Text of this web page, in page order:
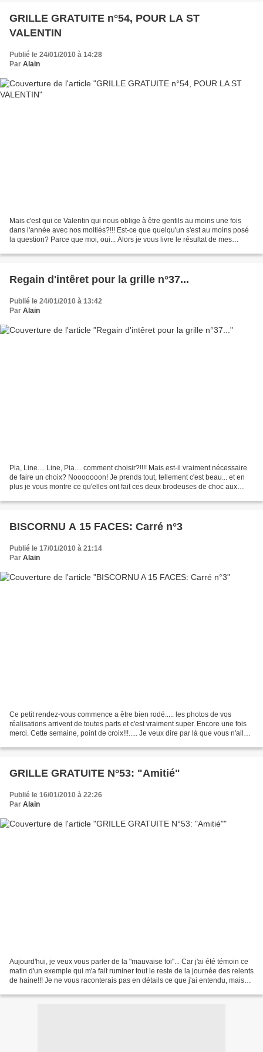
GRILLE GRATUITE n°54, POUR LA ST
VALENTIN
Publié le 24/01/2010 à 14:28
Par Alain
Mais c'est qui ce Valentin qui nous oblige à être gentils au moins une fois
dans l'année avec nos moitiés?!!! Est-ce que quelqu'un s'est au moins posé
la question? Parce que moi, oui... Alors je vous livre le résultat de mes
Regain d'intêret pour la grille n°37...
Publié le 24/01/2010 à 13:42
Par Alain
Pia, Line.... Line, Pia.... comment choisir?!!!! Mais est-il vraiment nécessaire
de faire un choix? Nooooooon! Je prends tout, tellement c'est beau... et en
plus je vous montre ce qu'elles ont fait ces deux brodeuses de choc aux
BISCORNU A 15 FACES: Carré n°3
Publié le 17/01/2010 à 21:14
Par Alain
Ce petit rendez-vous commence a être bien rodé..... les photos de vos
réalisations arrivent de toutes parts et c'est vraiment super. Encore une fois
merci. Cette semaine, point de croix!!!..... Je veux dire par là que vous n'allez
GRILLE GRATUITE N°53: "Amitié"
Publié le 16/01/2010 à 22:26
Par Alain
Aujourd'hui, je veux vous parler de la "mauvaise foi"... Car j'ai été témoin ce
matin d'un exemple qui m'a fait ruminer tout le reste de la journée des relents
de haine!!! Je ne vous raconterais pas en détails ce que j'ai entendu, mais